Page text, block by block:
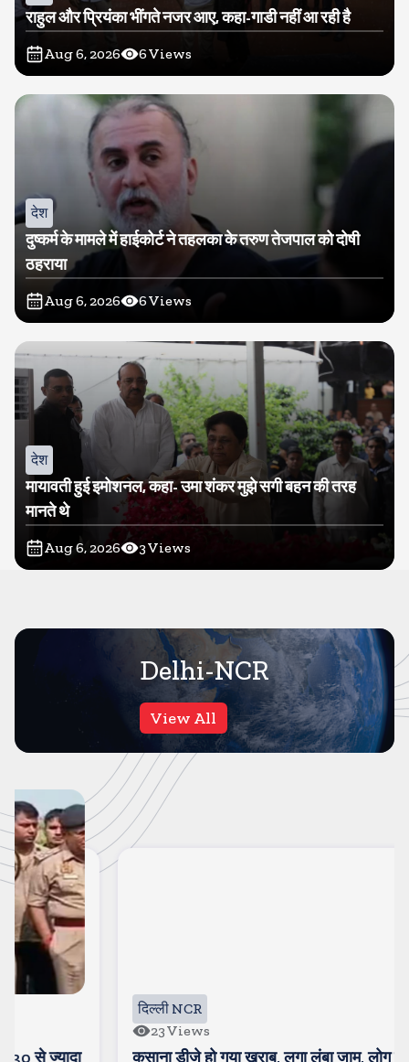
राहुल और प्रियंका भींगते नजर आए, कहा-गाडी नहीं आ रही है
Aug 6, 2026 6Views
देश
दुष्कर्म के मामले में हाईकोर्ट ने तहलका के तरुण तेजपाल को दोषी
ठहराया
Aug 6, 2026 6Views
देश
मायावती हुई इमोशनल, कहा- उमा शंकर मुझे सगी बहन की तरह
मानते थे
Aug 6, 2026 3Views
Delhi-NCR
View All
कसाना डीजे हो गया खराब, लगा लंबा जाम, लोग देखने को आ रहे